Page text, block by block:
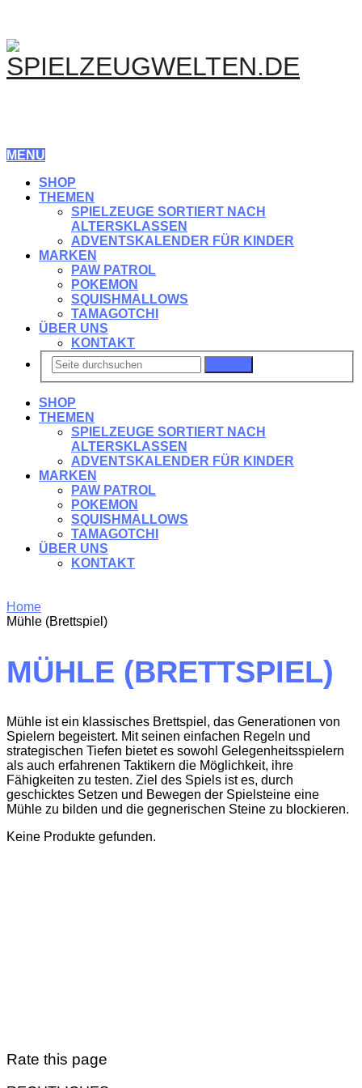
MENU
SHOP
THEMEN
SPIELZEUGE SORTIERT NACH
ALTERSKLASSEN
ADVENTSKALENDER FÜR KINDER
MARKEN
PAW PATROL
POKEMON
SQUISHMALLOWS
TAMAGOTCHI
ÜBER UNS
KONTAKT
SHOP
THEMEN
SPIELZEUGE SORTIERT NACH
ALTERSKLASSEN
ADVENTSKALENDER FÜR KINDER
MARKEN
PAW PATROL
POKEMON
SQUISHMALLOWS
TAMAGOTCHI
ÜBER UNS
KONTAKT
Home
Mühle (Brettspiel)
MÜHLE (BRETTSPIEL)
Mühle ist ein klassisches Brettspiel, das Generationen von
Spielern begeistert. Mit seinen einfachen Regeln und
strategischen Tiefen bietet es sowohl Gelegenheitsspielern
als auch erfahrenen Taktikern die Möglichkeit, ihre
Fähigkeiten zu testen. Ziel des Spiels ist es, durch
geschicktes Setzen und Bewegen der Spielsteine eine
Mühle zu bilden und die gegnerischen Steine zu blockieren.
Keine Produkte gefunden.
Rate this page